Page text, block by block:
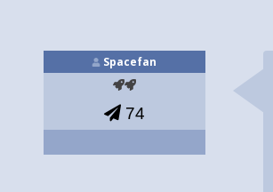
Spacefan
74